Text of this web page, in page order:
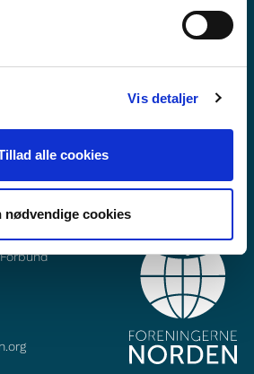
Vis detaljer
alle cookies
nødvendige cookies